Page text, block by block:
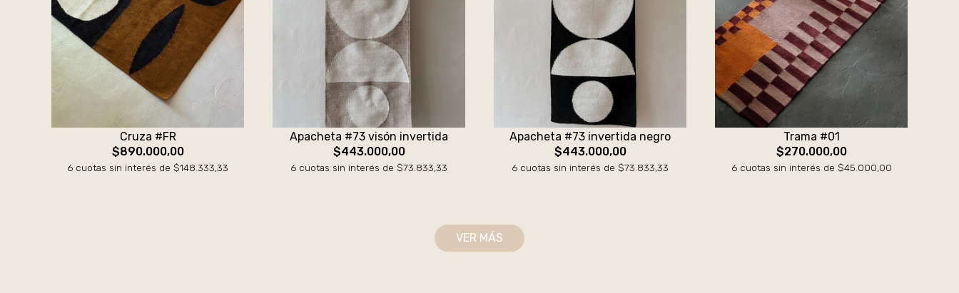
Cruza #FR
$890.000,00
6 cuotas sin interés de $148.333,33
Apacheta #73 visón invertida
$443.000,00
6 cuotas sin interés de $73.833,33
Apacheta #73 invertida negro
$443.000,00
6 cuotas sin interés de $73.833,33
Trama #01
$270.000,00
6 cuotas sin interés de $45.000,00
VER MÁS